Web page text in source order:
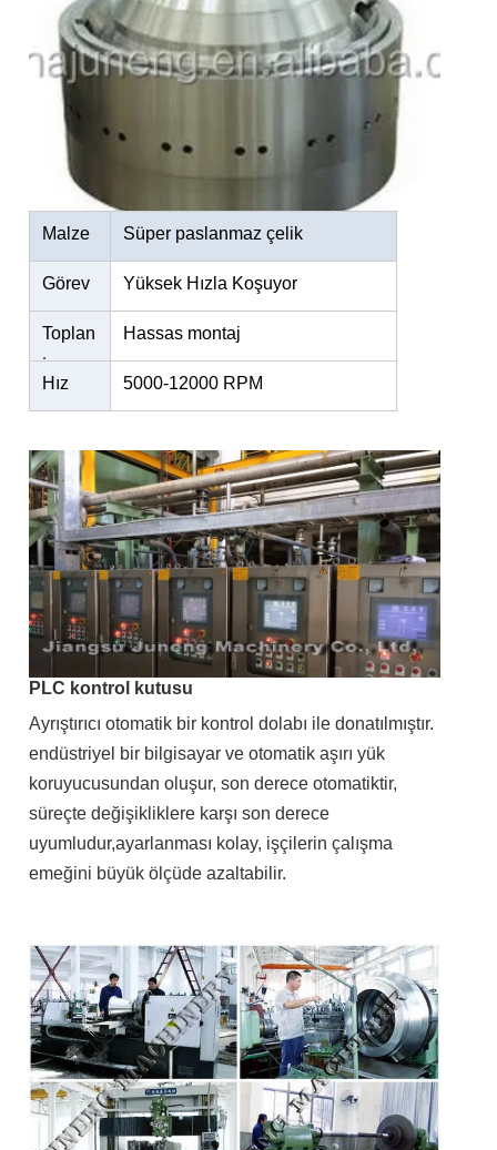
Malze
me
Süper paslanmaz çelik
Görev Yüksek Hızla Koşuyor
Toplan
tı
Hassas montaj
Hız 5000-12000 RPM
PLC kontrol kutusu
Ayrıştırıcı otomatik bir kontrol dolabı ile donatılmıştır.
endüstriyel bir bilgisayar ve otomatik aşırı yük
koruyucusundan oluşur, son derece otomatiktir,
süreçte değişikliklere karşı son derece
uyumludur,ayarlanması kolay, işçilerin çalışma
emeğini büyük ölçüde azaltabilir.